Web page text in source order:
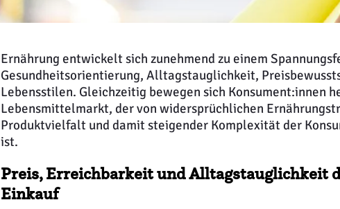
Ernährung entwickelt sich zunehmend zu einem
Gesundheitsorientierung, Alltagstauglichkeit,
Lebensstilen. Gleichzeitig bewegen sich Konsument:innen
Lebensmittelmarkt, der von widersprüchlichen
Produktvielfalt und damit steigender Komplexität der
ist.
Preis, Erreichbarkeit und Alltagstauglichkeit
Einkauf